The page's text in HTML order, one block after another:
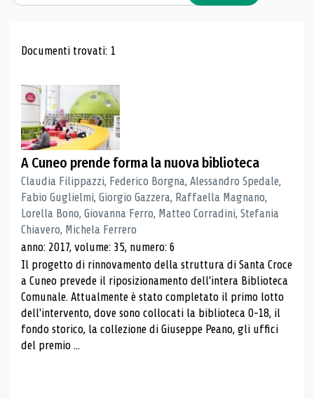
Risultati di ricerca
Documenti trovati: 1
A Cuneo prende forma la nuova biblioteca
Claudia Filippazzi, Federico Borgna, Alessandro Spedale,
Fabio Guglielmi, Giorgio Gazzera, Raffaella Magnano,
Lorella Bono, Giovanna Ferro, Matteo Corradini, Stefania
Chiavero, Michela Ferrero
anno: 2017, volume: 35, numero: 6
Il progetto di rinnovamento della struttura di Santa Croce
a Cuneo prevede il riposizionamento dell'intera Biblioteca
Comunale. Attualmente è stato completato il primo lotto
dell'intervento, dove sono collocati la biblioteca 0-18, il
fondo storico, la collezione di Giuseppe Peano, gli uffici
del premio ...